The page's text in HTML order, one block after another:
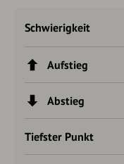
Schwierigkeit
Aufstieg
Abstieg
Tiefster Punkt